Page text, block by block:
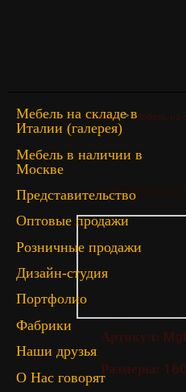
Мебель на складе в
Италии (галерея)
Мебель в наличии в
Москве
Представительство
Оптовые продажи
Розничные продажи
Дизайн-студия
Портфолио
Фабрики
Наши друзья
О Нас говорят
Главная>Мебель на
« Вернуться
Артикул:
Размеры: